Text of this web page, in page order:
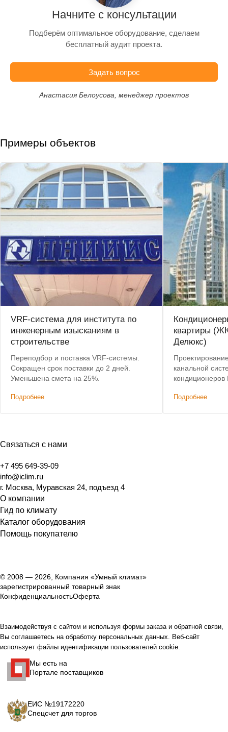
Начните с консультации
Подберём оптимальное оборудование, сделаем
бесплатный аудит проекта.
Задать вопрос
Анастасия Белоусова, менеджер проектов
Примеры объектов
VRF-система для института по
инженерным изысканиям в
строительстве
Переподбор и поставка VRF-системы.
Сокращен срок поставки до 2 дней.
Уменьшена смета на 25%.
Подробнее
квартиры
Делюкс)
канальной
кондиционеров
Подробнее
Связаться с нами
+7 495 649-39-09
info@iclim.ru
г. Москва, Муравская 24, подъезд 4
О компании
Гид по климату
Каталог оборудования
Помощь покупателю
© 2008 — 2026, Компания «Умный климат»
зарегистрированный товарный знак
КонфиденциальностьОферта
Взаимодействуя с сайтом и используя формы заказа и обратной связи,
Вы соглашаетесь на обработку персональных данных. Веб-сайт
использует файлы идентификации пользователей cookie.
Мы есть на
Портале поставщиков
ЕИС №19172220
Спецсчет для торгов